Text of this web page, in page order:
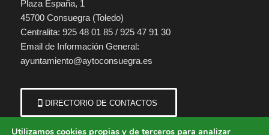
Plaza España, 1
45700 Consuegra (Toledo)
Centralita: 925 48 01 85 / 925 47 91 30
Email de Información General:
ayuntamiento@aytoconsuegra.es
DIRECTORIO DE CONTACTOS
Utilizamos cookies propias y de terceros para analizar